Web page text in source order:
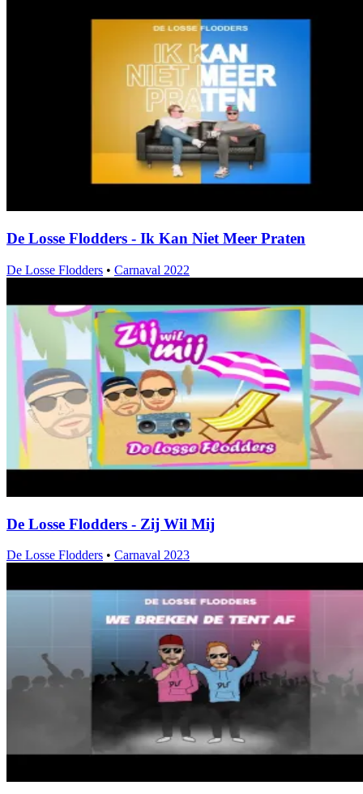
De Losse Flodders - Ik Kan Niet Meer Praten
De Losse Flodders • Carnaval 2022
De Losse Flodders - Zij Wil Mij
De Losse Flodders • Carnaval 2023